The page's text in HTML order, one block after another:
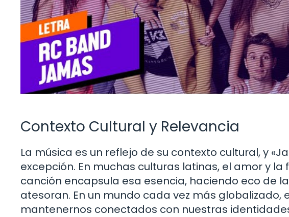
Contexto Cultural y Relevancia
La música es un reflejo de su contexto cultural, y
excepción. En muchas culturas latinas, el amor y
canción encapsula esa esencia, haciendo eco de
atesoran. En un mundo cada vez más
mantenernos conectados con nuestras